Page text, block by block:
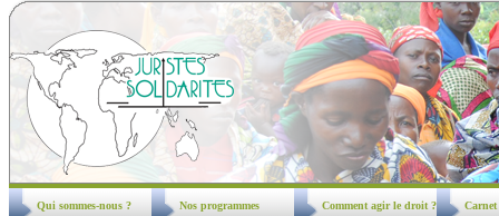
Qui sommes-nous ? Nos programmes Comment agir le droit ? Carnet